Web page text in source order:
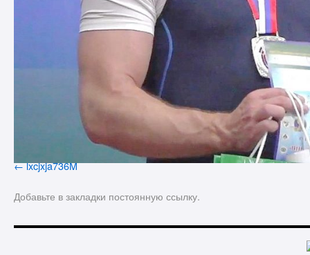
lxcjxja736M
Добавьте в закладки постоянную ссылку.